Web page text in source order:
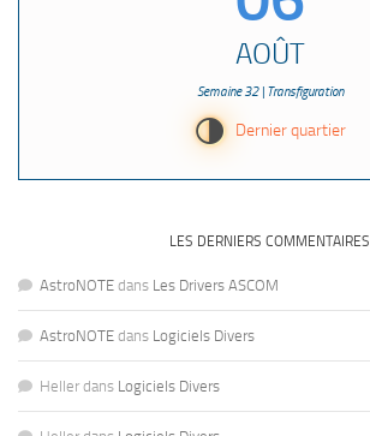
AOÛT
Semaine 32 | Transfiguration
T Dernier quartier
LES DERNIERS COMMENTAIRES
AstroNOTE dans Les Drivers ASCOM
AstroNOTE dans Logiciels Divers
Heller dans Logiciels Divers